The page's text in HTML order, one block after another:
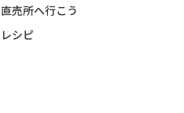
直売所へ行こう
レシピ